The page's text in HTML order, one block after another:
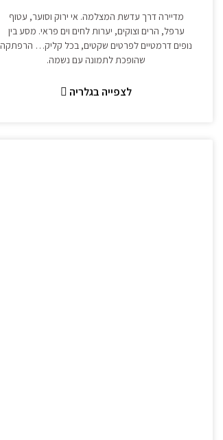
מדיירה דרך עדשת המצלמה. אי ירוק וסוער, עטוף
ערפל, הרים וצוקים, יערות לחים וים פראי. מסע בין
נופים דרמטיים לפרטים שקטים, בכל קליק… הרפתקה
שהופכת לתמונה עם נשמה.
לצפייה בגלריה